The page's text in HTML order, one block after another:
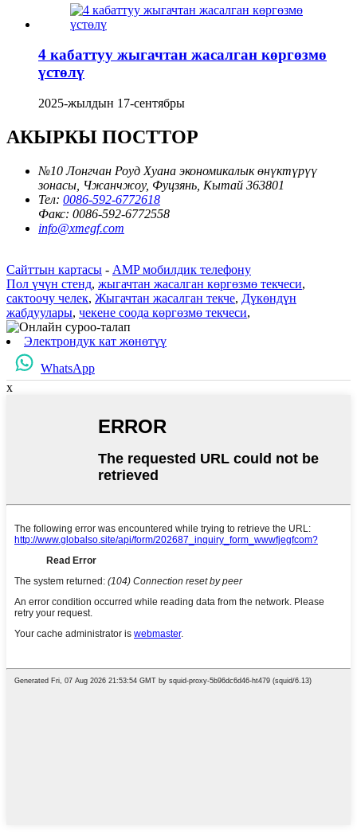
4 кабаттуу жыгачтан жасалган көргөзмө
үстөлү
2025-жылдын 17-сентябры
АКЫРКЫ ПОСТТОР
№10 Лонгчан Роуд Хуана экономикалык өнүктүрүү
зонасы, Чжанчжоу, Фуцзянь, Кытай 363801
Тел: 0086-592-6772618
Факс: 0086-592-6772558
info@xmegf.com
Сайттын картасы - AMP мобилдик телефону
Пол үчүн стенд, жыгачтан жасалган көргөзмө текчеси,
сактоочу челек, Жыгачтан жасалган текче, Дүкөндүн
жабдуулары, чекене соода көргөзмө текчеси,
Электрондук кат жөнөтүү
WhatsApp
x